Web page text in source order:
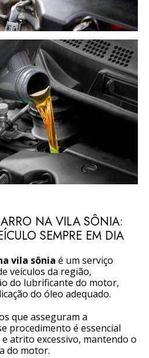
NA VILA SÔNIA:
SEMPRE EM DIA
vila sônia é um serviço
veículos da região,
do lubrificante do motor,
do óleo adequado.
que asseguram a
procedimento é essencial
atrito excessivo, mantendo o
do motor.